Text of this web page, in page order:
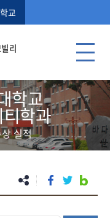
교
리
학교
학과
실적